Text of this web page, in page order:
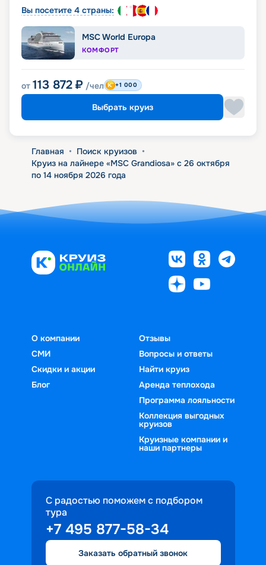
Вы посетите 4 страны:
MSC World Europa
КОМФОРТ
от 113 872 ₽ /чел +1 000
Выбрать круиз
Главная • Поиск круизов •
Круиз на лайнере «MSC Grandiosa» с 26 октября
по 14 ноября 2026 года
О компании
СМИ
Скидки и акции
Блог
Отзывы
Вопросы и ответы
Найти круиз
Аренда теплохода
Программа лояльности
Коллекция выгодных
круизов
Круизные компании и
наши партнеры
С радостью поможем с подбором
тура
+7 495 877-58-34
Заказать обратный звонок